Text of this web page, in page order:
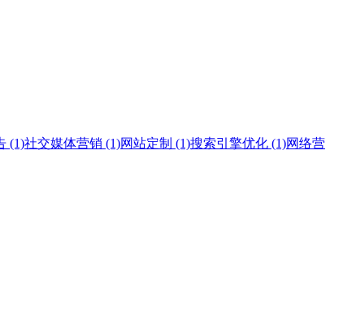
(1)社交媒体营销 (1)网站定制 (1)搜索引擎优化 (1)网络营